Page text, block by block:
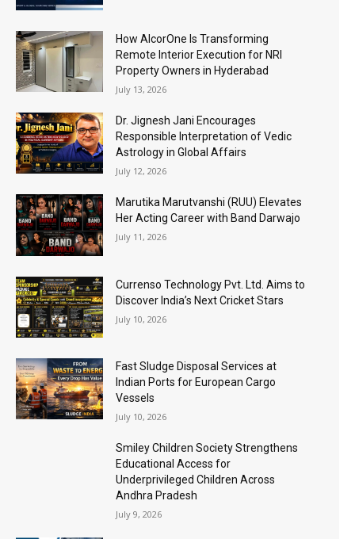
How AlcorOne Is Transforming
Remote Interior Execution for NRI
Property Owners in Hyderabad
July 13, 2026
Dr. Jignesh Jani Encourages
Responsible Interpretation of Vedic
Astrology in Global Affairs
July 12, 2026
Marutika Marutvanshi (RUU) Elevates
Her Acting Career with Band Darwajo
July 11, 2026
Currenso Technology Pvt. Ltd. Aims to
Discover India’s Next Cricket Stars
July 10, 2026
Fast Sludge Disposal Services at
Indian Ports for European Cargo
Vessels
July 10, 2026
Smiley Children Society Strengthens
Educational Access for
Underprivileged Children Across
Andhra Pradesh
July 9, 2026